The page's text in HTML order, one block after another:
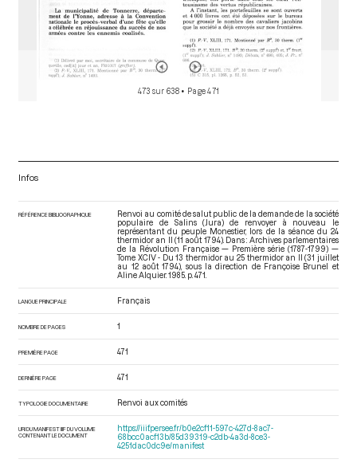
473 sur 638 • Page 471
Infos
RÉFÉRENCE BIBLIOGRAPHIQUE
Renvoi au comité de salut public de la demande de la société
populaire de Salins (Jura) de renvoyer à nouveau le
représentant du peuple Monestier, lors de la séance du 24
thermidor an II (11 août 1794). Dans : Archives parlementaires
de la Révolution Française — Première série (1787-1799) —
Tome XCIV - Du 13 thermidor au 25 thermidor an II (31 juillet
au 12 août 1794) , sous la direction de Françoise Brunel et
Aline Alquier. 1985. p. 471.
LANGUE PRINCIPALE Français
NOMBRE DE PAGES 1
PREMIÈRE PAGE 471
DERNIÈRE PAGE 471
TYPOLOGIE DOCUMENTAIRE Renvoi aux comités
URI DU MANIFEST IIIF DU VOLUME
CONTENANT LE DOCUMENT
https://iiif.persee.fr/b0e2cf11-597c-427d-8ac7-
68bcc0acf13b/85d39319-c2db-4a3d-8ce3-
4251dac0dc9e/manifest